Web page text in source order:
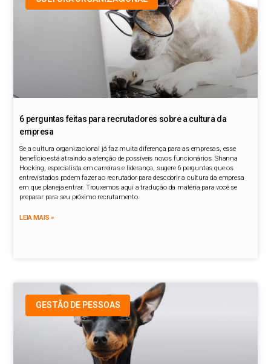
6 perguntas feitas para recrutadores sobre a cultura da
empresa
Se a cultura organizacional já faz muita diferença para as empresas, esse
benefício está atraindo a atenção de possíveis novos funcionários. Shanna
Hocking, especialista em carreiras e liderança, sugere 6 perguntas que os
entrevistados podem fazer ao recrutador para descobrir a cultura da empresa
em que planeja entrar. Trouxemos aqui a tradução da matéria para você se
preparar para seu próximo recrutamento.
LEIA MAIS »
GESTÃO DE PESSOAS